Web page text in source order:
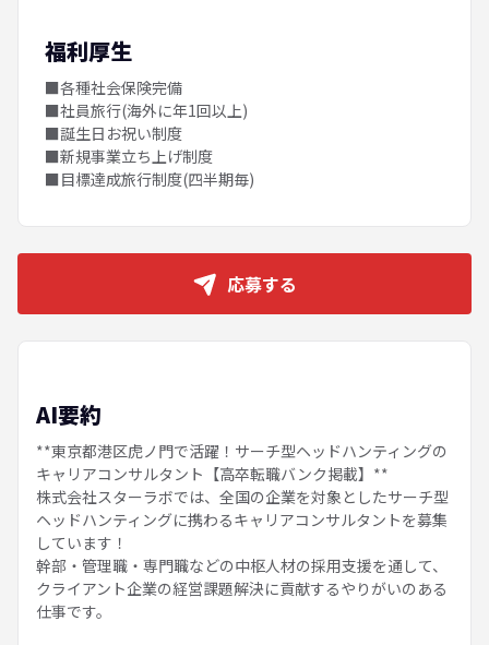
福利厚生
■各種社会保険完備
■社員旅行(海外に年1回以上)
■誕生日お祝い制度
■新規事業立ち上げ制度
■目標達成旅行制度(四半期毎)
応募する
AI要約
**東京都港区虎ノ門で活躍！サーチ型ヘッドハンティングの
キャリアコンサルタント【高卒転職バンク掲載】**
株式会社スターラボでは、全国の企業を対象としたサーチ型
ヘッドハンティングに携わるキャリアコンサルタントを募集
しています！
幹部・管理職・専門職などの中枢人材の採用支援を通して、
クライアント企業の経営課題解決に貢献するやりがいのある
仕事です。